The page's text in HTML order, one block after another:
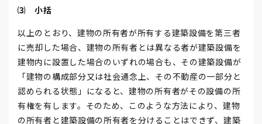
⑶ 小括
以上のとおり、建物の所有者が所有する建築設備を第三者
に売却した場合、建物の所有者とは異なる者が建築設備を
建物内に設置した場合のいずれの場合も、その建築設備が
「建物の構成部分又は社会通念上、その不動産の一部分と
認められる状態」になると、建物の所有者がその設備の所
有権を有します。そのため、このような方法により、建物
の所有者と建築設備の所有者を分けることはできず、建築